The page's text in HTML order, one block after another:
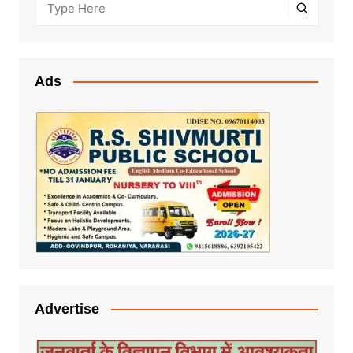
Ads
Advertise